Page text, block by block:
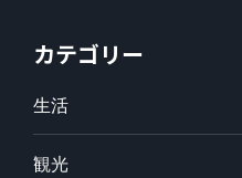
カテゴリー
生活
観光